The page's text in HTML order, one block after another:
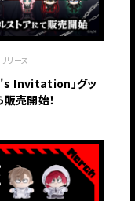
リース
Invitation」グッ
売開始！